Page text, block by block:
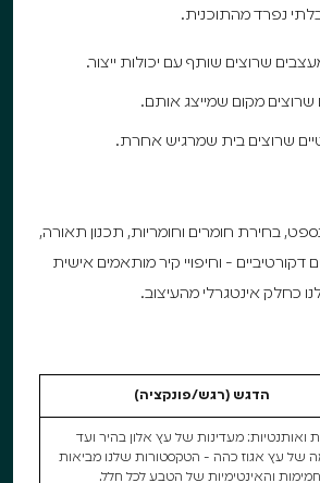
נפרד מהתוכנית.
שרוצים שותף עם יכולות ייצור.
שרוצים מקום שמייצג אותם.
שרוצים בית שמרגיש אחרת.
בחירת חומרים וחומריות, תכנון תאורה,
דקורטיביים - וחיפויי קיר מותאמים אישית
כחלק אינטגרלי מהעיצוב.
הדגש (רגש/פונקציה)
ואותנטיות: מעדינות של עץ אלון בהיר ועד
של עץ אגוז כהה - הטקסטורות שלנו מביאות
והאינטימיות של הטבע לכל חלל.